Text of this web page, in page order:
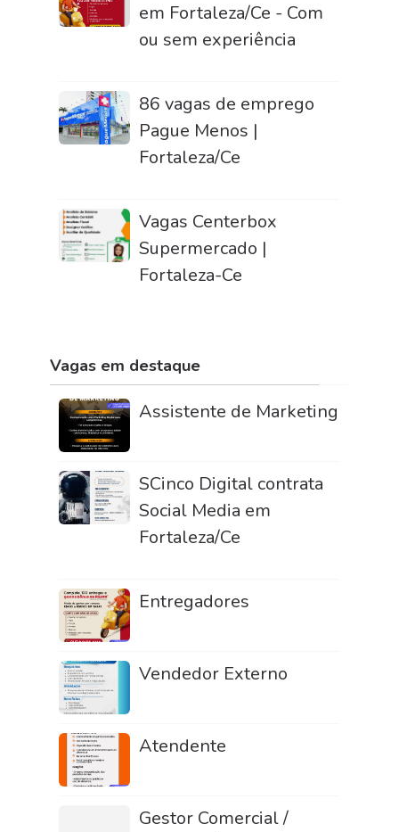
em Fortaleza/Ce - Com
ou sem experiência
86 vagas de emprego
Pague Menos |
Fortaleza/Ce
Vagas Centerbox
Supermercado |
Fortaleza-Ce
Vagas em destaque
Assistente de Marketing
SCinco Digital contrata
Social Media em
Fortaleza/Ce
Entregadores
Vendedor Externo
Atendente
Gestor Comercial /